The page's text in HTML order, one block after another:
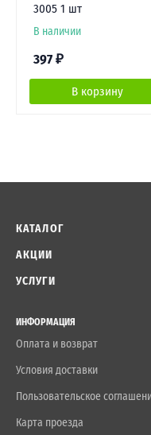
3005 1 шт
В наличии
397 ₽
В корзину
КАТАЛОГ
АКЦИИ
УСЛУГИ
ИНФОРМАЦИЯ
Оплата и возврат
Условия доставки
Пользовательское
Карта проезда